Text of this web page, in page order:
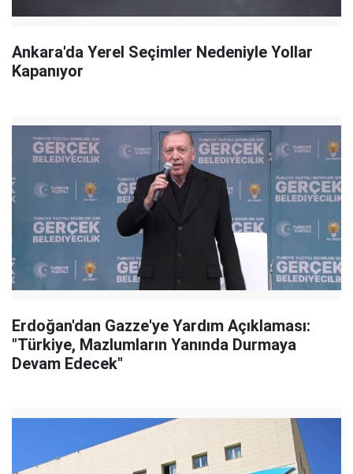
Ankara'da Yerel Seçimler Nedeniyle Yollar
Kapanıyor
Erdoğan'dan Gazze'ye Yardım Açıklaması:
"Türkiye, Mazlumların Yanında Durmaya
Devam Edecek"